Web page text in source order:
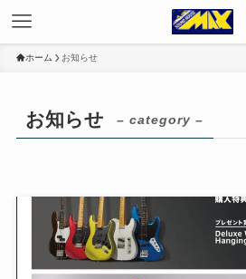
ホーム お知らせ
お知らせ – category –